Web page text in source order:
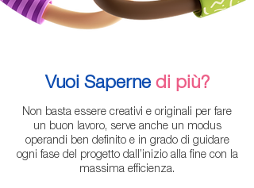
Vuoi Saperne di più?
Non basta essere creativi e originali per fare
un buon lavoro, serve anche un modus
operandi ben definito e in grado di guidare
ogni fase del progetto dall’inizio alla fine con la
massima efficienza.